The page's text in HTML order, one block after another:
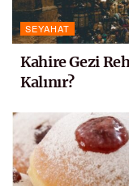
SEYAHAT
Kahire Gezi
Kalınır?